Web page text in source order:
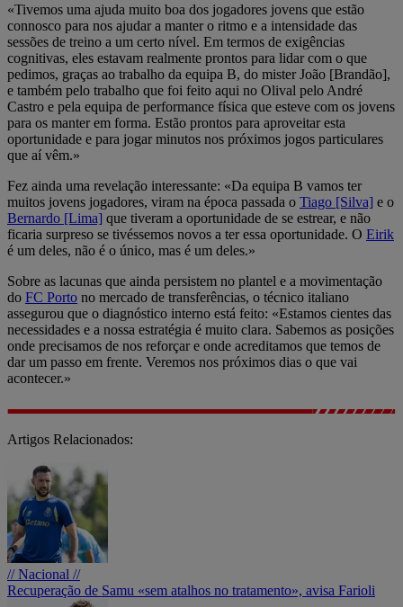
«Tivemos uma ajuda muito boa dos jogadores jovens que estão
connosco para nos ajudar a manter o ritmo e a intensidade das
sessões de treino a um certo nível. Em termos de exigências
cognitivas, eles estavam realmente prontos para lidar com o que
pedimos, graças ao trabalho da equipa B, do mister João [Brandão],
e também pelo trabalho que foi feito aqui no Olival pelo André
Castro e pela equipa de performance física que esteve com os jovens
para os manter em forma. Estão prontos para aproveitar esta
oportunidade e para jogar minutos nos próximos jogos particulares
que aí vêm.»
Fez ainda uma revelação interessante: «Da equipa B vamos ter
muitos jovens jogadores, viram na época passada o Tiago [Silva] e o
Bernardo [Lima] que tiveram a oportunidade de se estrear, e não
ficaria surpreso se tivéssemos novos a ter essa oportunidade. O Eirik
é um deles, não é o único, mas é um deles.»
Sobre as lacunas que ainda persistem no plantel e a movimentação
do FC Porto no mercado de transferências, o técnico italiano
assegurou que o diagnóstico interno está feito: «Estamos cientes das
necessidades e a nossa estratégia é muito clara. Sabemos as posições
onde precisamos de nos reforçar e onde acreditamos que temos de
dar um passo em frente. Veremos nos próximos dias o que vai
acontecer.»
Artigos Relacionados:
// Nacional //
Recuperação de Samu «sem atalhos no tratamento», avisa Farioli